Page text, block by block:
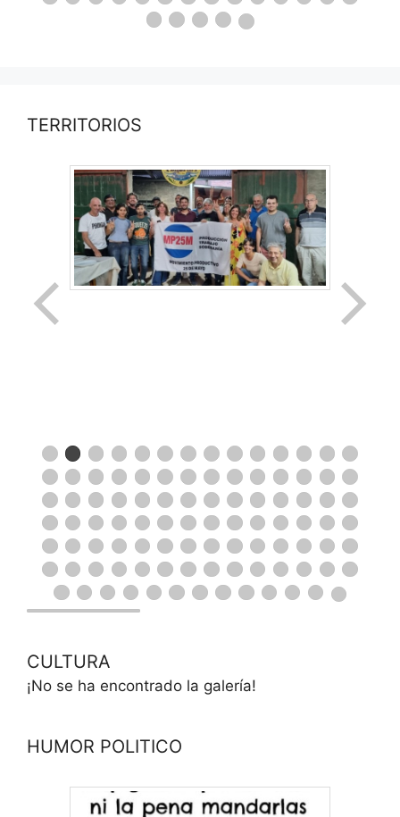
TERRITORIOS
CULTURA
¡No se ha encontrado la galería!
HUMOR POLITICO